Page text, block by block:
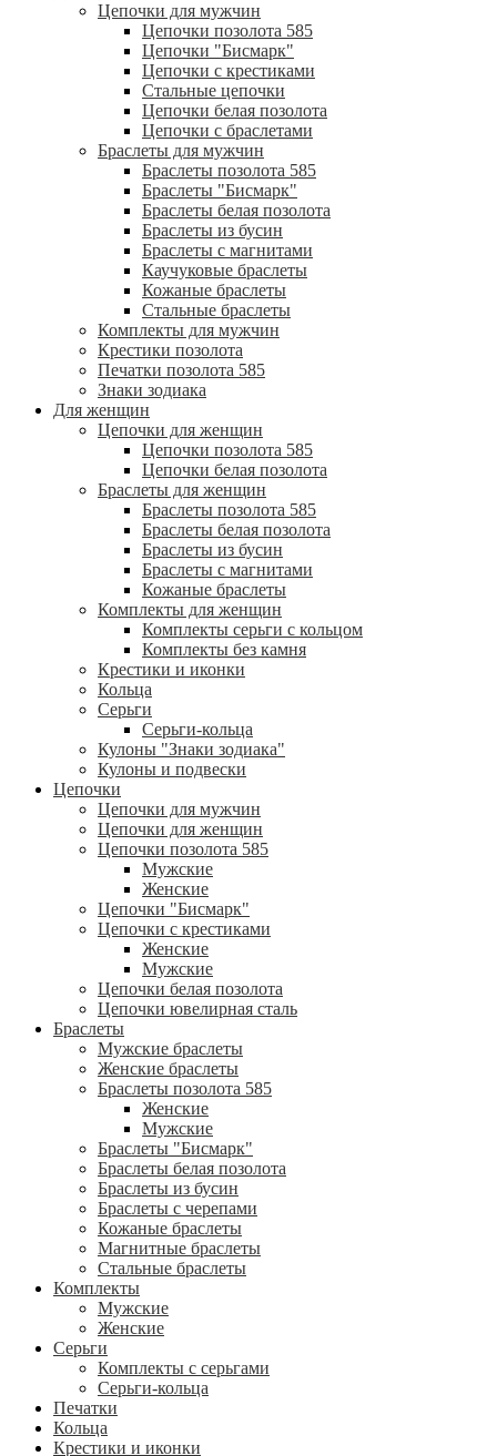
Цепочки для мужчин
Цепочки позолота 585
Цепочки "Бисмарк"
Цепочки с крестиками
Стальные цепочки
Цепочки белая позолота
Цепочки с браслетами
Браслеты для мужчин
Браслеты позолота 585
Браслеты "Бисмарк"
Браслеты белая позолота
Браслеты из бусин
Браслеты с магнитами
Каучуковые браслеты
Кожаные браслеты
Стальные браслеты
Комплекты для мужчин
Крестики позолота
Печатки позолота 585
Знаки зодиака
Для женщин
Цепочки для женщин
Цепочки позолота 585
Цепочки белая позолота
Браслеты для женщин
Браслеты позолота 585
Браслеты белая позолота
Браслеты из бусин
Браслеты с магнитами
Кожаные браслеты
Комплекты для женщин
Комплекты серьги с кольцом
Комплекты без камня
Крестики и иконки
Кольца
Серьги
Серьги-кольца
Кулоны "Знаки зодиака"
Кулоны и подвески
Цепочки
Цепочки для мужчин
Цепочки для женщин
Цепочки позолота 585
Мужские
Женские
Цепочки "Бисмарк"
Цепочки с крестиками
Женские
Мужские
Цепочки белая позолота
Цепочки ювелирная сталь
Браслеты
Мужские браслеты
Женские браслеты
Браслеты позолота 585
Женские
Мужские
Браслеты "Бисмарк"
Браслеты белая позолота
Браслеты из бусин
Браслеты с черепами
Кожаные браслеты
Магнитные браслеты
Стальные браслеты
Комплекты
Мужские
Женские
Серьги
Комплекты с серьгами
Серьги-кольца
Печатки
Кольца
Крестики и иконки